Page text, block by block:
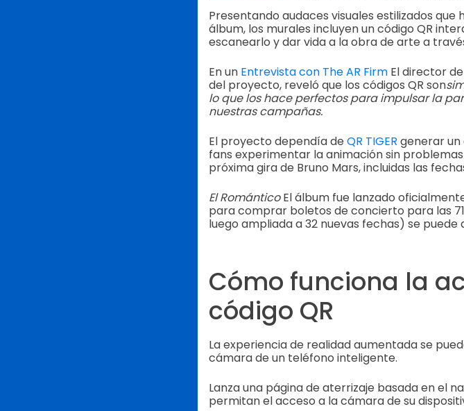
Presentando audaces visuales estilizados que
álbum, los murales incluyen un código QR
escanearlo y dar vida a la obra de arte a
En un Entrevista con The AR FirmEl director de
del proyecto, reveló que los códigos QR son
lo que los hace perfectos para impulsar la
nuestras campañas.
El proyecto dependía de QR TIGER generar un
fans experimentar la animación sin
próxima gira de Bruno Mars, incluidas las
El RománticoEl álbum fue lanzado
para comprar boletos de concierto para las
luego ampliada a 32 nuevas fechas) se
Cómo funciona la
código QR
La experiencia de realidad aumentada se
cámara de un teléfono inteligente.
Lanza una página de aterrizaje basada en el
permitan el acceso a la cámara de su